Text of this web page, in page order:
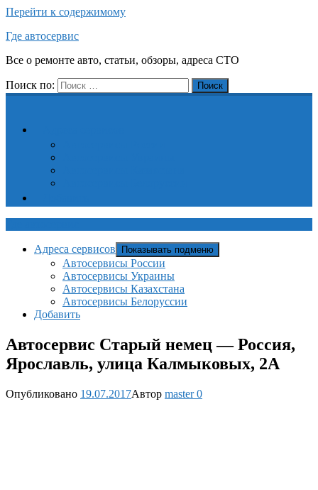
Перейти к содержимому
Где автосервис
Все о ремонте авто, статьи, обзоры, адреса СТО
Поиск по: Поиск
Адреса сервисов Показывать подменю
Автосервисы России
Автосервисы Украины
Автосервисы Казахстана
Автосервисы Белоруссии
Добавить
Автосервис Старый немец — Россия,
Ярославль, улица Калмыковых, 2А
Опубликовано 19.07.2017Автор master0